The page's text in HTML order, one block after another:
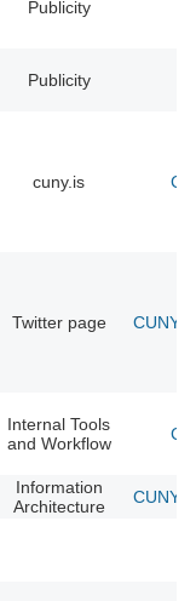
Publicity
Publicity
cuny.is
Twitter page CUNY
Internal Tools
and Workflow
Information
Architecture
CUNY